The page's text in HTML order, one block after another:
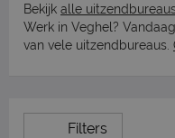
Bekijk alle
Werk in Veghel?
van vele uitzendbureaus.
Filters